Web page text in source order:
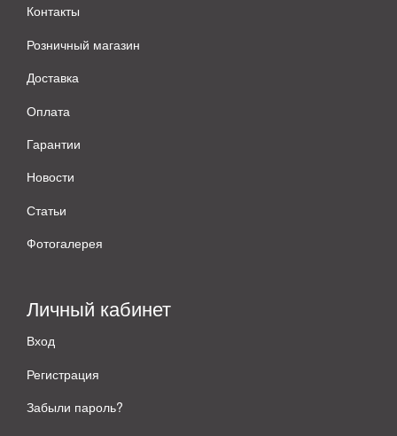
Контакты
Розничный магазин
Доставка
Оплата
Гарантии
Новости
Статьи
Фотогалерея
Личный кабинет
Вход
Регистрация
Забыли пароль?